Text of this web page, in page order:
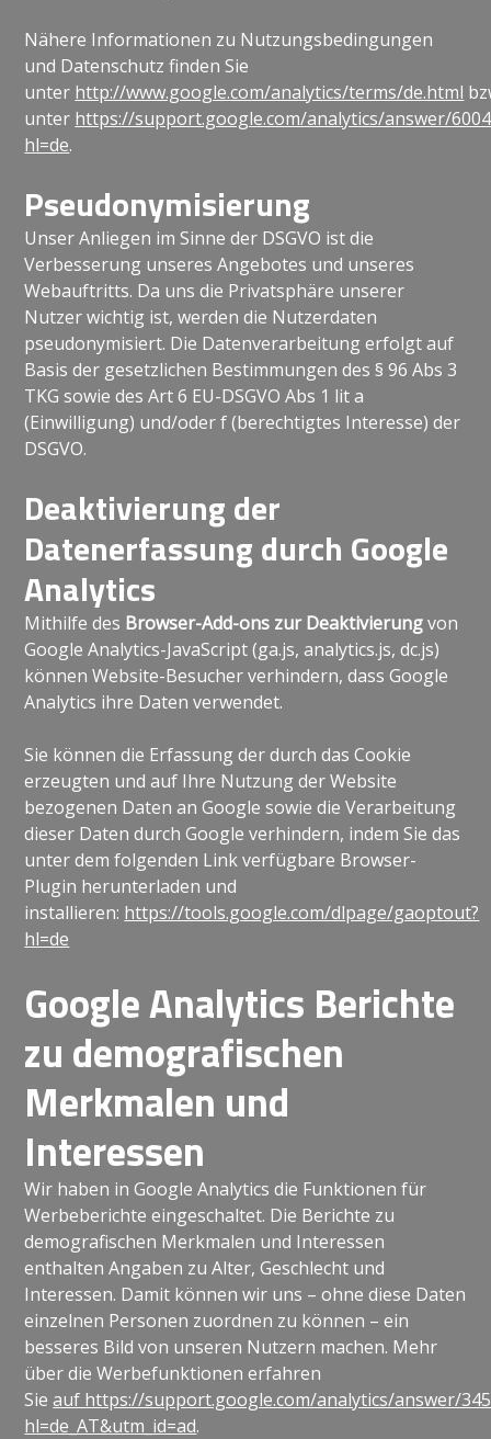
Nähere Informationen zu Nutzungsbedingungen
und Datenschutz finden Sie
unter http://www.google.com/analytics/terms/de.html
unter https://support.google.com/analytics/answer/
hl=de.
Pseudonymisierung
Unser Anliegen im Sinne der DSGVO ist die
Verbesserung unseres Angebotes und unseres
Webauftritts. Da uns die Privatsphäre unserer
Nutzer wichtig ist, werden die Nutzerdaten
pseudonymisiert. Die Datenverarbeitung erfolgt auf
Basis der gesetzlichen Bestimmungen des § 96 Abs 3
TKG sowie des Art 6 EU-DSGVO Abs 1 lit a
(Einwilligung) und/oder f (berechtigtes Interesse) der
DSGVO.
Deaktivierung der
Datenerfassung durch Google
Analytics
Mithilfe des Browser-Add-ons zur Deaktivierungvon
Google Analytics-JavaScript (ga.js, analytics.js, dc.js)
können Website-Besucher verhindern, dass Google
Analytics ihre Daten verwendet.
Sie können die Erfassung der durch das Cookie
erzeugten und auf Ihre Nutzung der Website
bezogenen Daten an Google sowie die Verarbeitung
dieser Daten durch Google verhindern, indem Sie das
unter dem folgenden Link verfügbare Browser-
Plugin herunterladen und
installieren: https://tools.google.com/dlpage/gaoptout?
hl=de
Google Analytics Berichte
zu demografischen
Merkmalen und
Interessen
Wir haben in Google Analytics die Funktionen für
Werbeberichte eingeschaltet. Die Berichte zu
demografischen Merkmalen und Interessen
enthalten Angaben zu Alter, Geschlecht und
Interessen. Damit können wir uns – ohne diese Daten
einzelnen Personen zuordnen zu können – ein
besseres Bild von unseren Nutzern machen. Mehr
über die Werbefunktionen erfahren
Sieauf https://support.google.com/analytics/answer/
hl=de_AT&utm_id=ad.